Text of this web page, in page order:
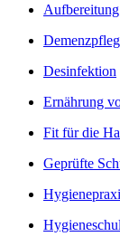
Desinfektion
Ernährung
Fit für die
Geprüfte